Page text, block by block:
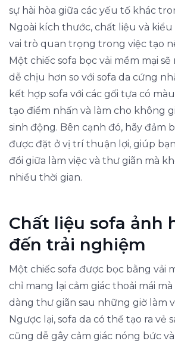
sự hài hòa giữa các yếu tố khác
Ngoài kích thước, chất liệu và
vai trò quan trọng trong việc tạo
Một chiếc sofa bọc vải mềm mại
dễ chịu hơn so với sofa da cứng
kết hợp sofa với các gối tựa có
tạo điểm nhấn và làm cho không
sinh động. Bên cạnh đó, hãy đảm
được đặt ở vị trí thuận lợi, giúp
đổi giữa làm việc và thư giãn mà
nhiều thời gian.
Chất liệu sofa ảnh
đến trải nghiệm
Một chiếc sofa được bọc bằng vải
chỉ mang lại cảm giác thoải mái
dàng thư giãn sau những giờ làm
Ngược lại, sofa da có thể tạo ra vẻ
cũng dễ gây cảm giác nóng bức